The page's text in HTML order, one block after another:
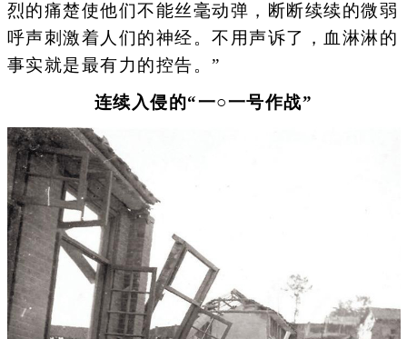
烈的痛楚使他们不能丝毫动弹，断断续续的微弱
呼声刺激着人们的神经。不用声诉了，血淋淋的
事实就是最有力的控告。”
连续入侵的“一○一号作战”